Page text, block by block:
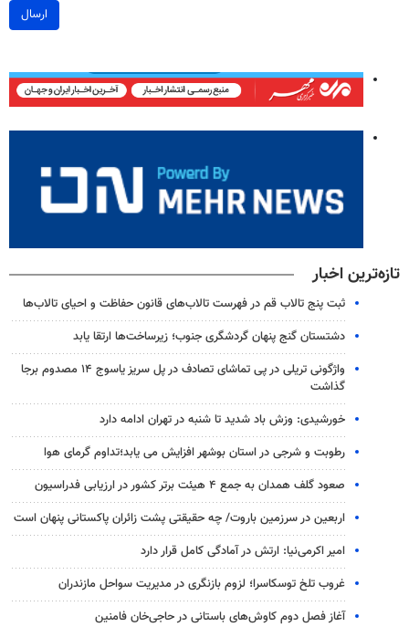
ارسال
تازه‌ترین اخبار
ثبت پنج تالاب قم در فهرست تالاب‌های قانون حفاظت و احیای تالاب‌ها
دشتستان گنج پنهان گردشگری جنوب؛ زیرساخت‌ها ارتقا یابد
واژگونی تریلی در پی تماشای تصادف در پل سریز یاسوج ۱۴ مصدوم برجا
گذاشت
خورشیدی: وزش باد شدید تا شنبه در تهران ادامه دارد
رطوبت و شرجی در استان بوشهر افزایش می یابد؛تداوم گرمای هوا
صعود گلف همدان به جمع ۴ هیئت برتر کشور در ارزیابی فدراسیون
اربعین در سرزمین باروت/ چه حقیقتی پشت زائران پاکستانی پنهان است
امیر اکرمی‌نیا: ارتش در آمادگی کامل قرار دارد
غروب تلخ توسکاسرا؛ لزوم بازنگری در مدیریت سواحل مازندران
آغاز فصل دوم کاوش‌های باستانی در حاجی‌خان فامنین